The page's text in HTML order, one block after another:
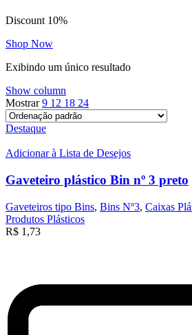
Discount 10%
Shop Now
Exibindo um único resultado
Show column
Mostrar9 12 18 24
Destaque
Adicionar à Lista de Desejos
Gaveteiro plástico Bin nº 3 preto
Gaveteiros tipo Bins, Bins Nº3, Caixas
Produtos Plásticos
R$ 1,73